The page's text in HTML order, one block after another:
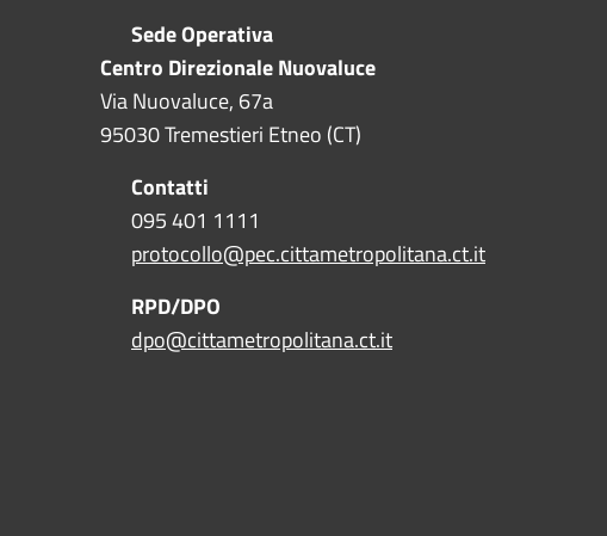
Sede Operativa
Centro Direzionale Nuovaluce
Via Nuovaluce, 67a
95030 Tremestieri Etneo (CT)
Contatti
095 401 1111
protocollo@pec.cittametropolitana.ct.it
RPD/DPO
dpo@cittametropolitana.ct.it